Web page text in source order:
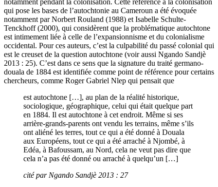
notamment pendant la colonisation. Cette référence à la colonisation
qui pose les bases de l’autochtonie au Cameroun a été évoquée
notamment par Norbert Rouland (1988) et Isabelle Schulte-
Tenckhoff (2000), qui considèrent que la problématique autochtone
est intimement liée à celle de l’expansionnisme et du colonialisme
occidental. Pour ces auteurs, c’est la culpabilité du passé colonial qui
est le creuset de la question autochtone (voir aussi Ngando Sandjè
2013 : 25). C’est dans ce sens que la signature du traité germano-
douala de 1884 est identifiée comme point de référence pour certains
chercheurs, comme Roger Gabriel Nlep qui pensait que
est autochtone […], au plan de la réalité historique,
sociologique, géographique, celui qui était quelque part
en 1884. Il est autochtone à cet endroit. Même si ses
arrière-grands-parents ont vendu les terrains, même s’ils
ont aliéné les terres, tout ce qui a été donné à Douala
aux Européens, tout ce qui a été arraché à Njombé, à
Edéa, à Bafoussam, au Nord, cela ne veut pas dire que
cela n’a pas été donné ou arraché à quelqu’un […]
cité par Ngando Sandjè 2013 : 27